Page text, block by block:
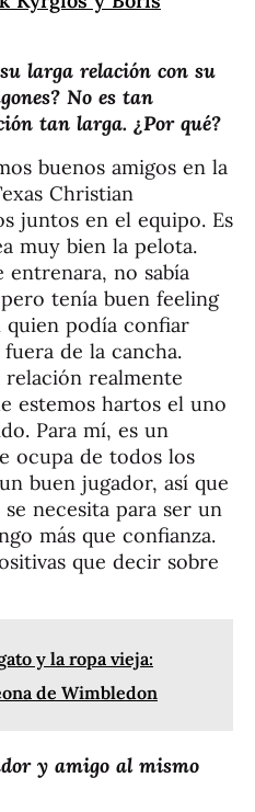
larga relación con su
No es tan
tan larga. ¿Por qué?
buenos amigos en la
Christian
juntos en el equipo. Es
muy bien la pelota.
entrenara, no sabía
tenía buen feeling
podía confiar
de la cancha.
realmente
estemos hartos el uno
Para mí, es un
ocupa de todos los
buen jugador, así que
necesita para ser un
más que confianza.
que decir sobre
y la ropa vieja:
de Wimbledon
y amigo al mismo